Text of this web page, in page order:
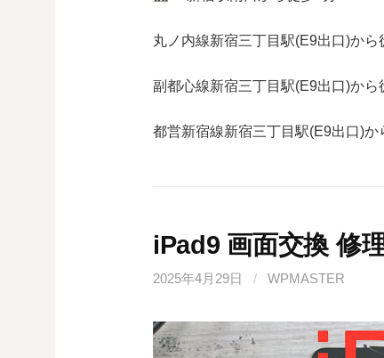
丸ノ内線新宿三丁目駅(E9出口)から
副都心線新宿三丁目駅(E9出口)から
都営新宿線新宿三丁目駅(E9出口)か
iPad9 画面交換 修
2025年4月29日 / WPMASTER